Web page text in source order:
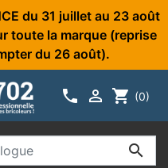
du 31 juillet au 23 août
toute la marque (reprise
du 26 août).
  shopping_cart (0)
